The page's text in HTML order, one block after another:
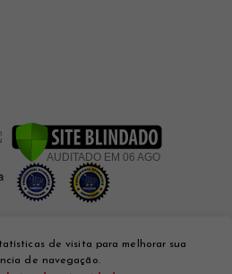
de visita para melhorar sua
de navegação.